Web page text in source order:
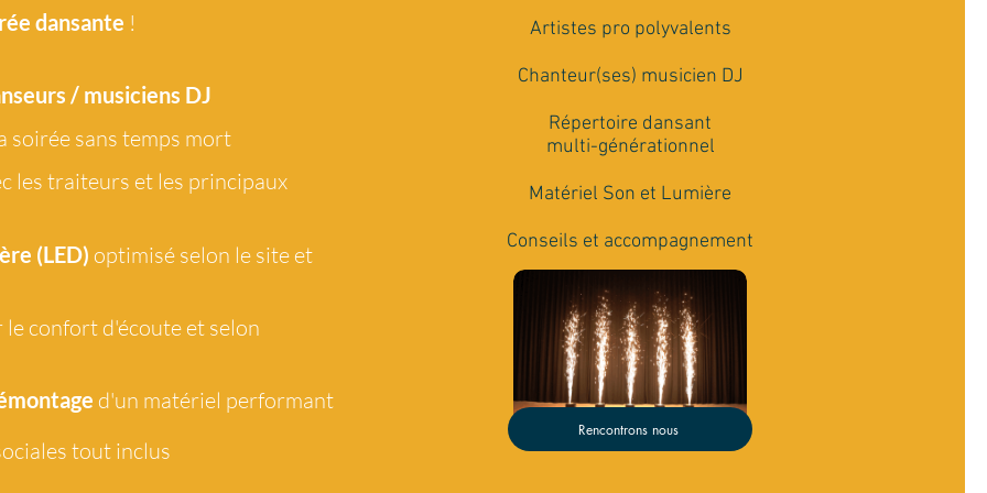
confort d'écoute et selon
d'un matériel performant
Rencontrons nous
besoin de plus de renseignements
SUR DEMANDE
dansante !
/ musiciens DJ
soirée sans temps mort
les traiteurs et les principaux
(LED) optimisé selon le site et
confort d'écoute et selon
d'un matériel performant
tout inclus
Artistes pro polyvalents
Chanteur(ses) musicien DJ
Répertoire dansant
multi-générationnel
Matériel Son et Lumière
Conseils et accompagnement
Rencontrons nous